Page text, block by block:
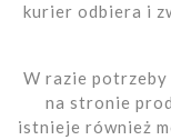
kurier odbiera i
W razie potrzeby
na stronie
istnieje również